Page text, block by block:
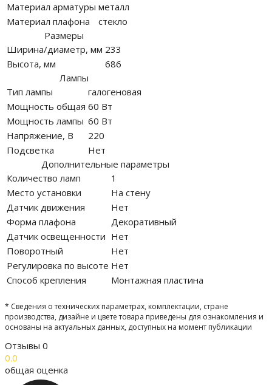
Материал арматуры металл
Материал плафона
стекло
Размеры
Ширина/диаметр, мм 233
Высота, мм
686
Лампы
Тип лампы
галогеновая
Мощность общая 60 Вт
Мощность лампы 60 Вт
Напряжение, В
220
Подсветка
Нет
Дополнительные параметры
Количество ламп
1
Место установки
На стену
Датчик движения
Нет
Форма плафона
Декоративный
Датчик освещенности Нет
Поворотный
Нет
Регулировка по высоте Нет
Способ крепления
Монтажная пластина
* Сведения о технических параметрах, комплектации, стране
производства, дизайне и цвете товара приведены для ознакомления и
основаны на актуальных данных, доступных на момент публикации
Отзывы 0
0.0
общая оценка